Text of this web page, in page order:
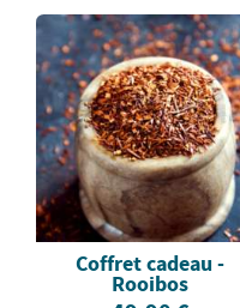
Coffret cadeau -
Rooibos